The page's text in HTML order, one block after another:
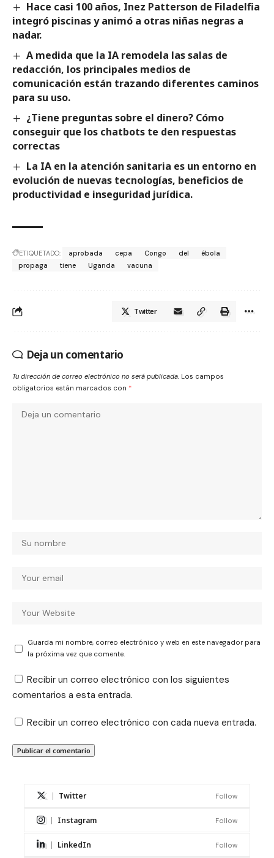
Hace casi 100 años, Inez Patterson de Filadelfia
integró piscinas y animó a otras niñas negras a
nadar.
A medida que la IA remodela las salas de
redacción, los principales medios de
comunicación están trazando diferentes caminos
para su uso.
¿Tiene preguntas sobre el dinero? Cómo
conseguir que los chatbots te den respuestas
correctas
La IA en la atención sanitaria es un entorno en
evolución de nuevas tecnologías, beneficios de
productividad e inseguridad jurídica.
ETIQUETADO: aprobada cepa Congo del
ébola
propaga
tiene Uganda vacuna
Twitter
Deja un comentario
Tu dirección de correo electrónico no será publicada. Los campos
obligatorios están marcados con *
Guarda mi nombre, correo electrónico y web en este navegador para
la próxima vez que comente.
Recibir un correo electrónico con los siguientes
comentarios a esta entrada.
Recibir un correo electrónico con cada nueva entrada.
Twitter Follow
Instagram Follow
LinkedIn Follow